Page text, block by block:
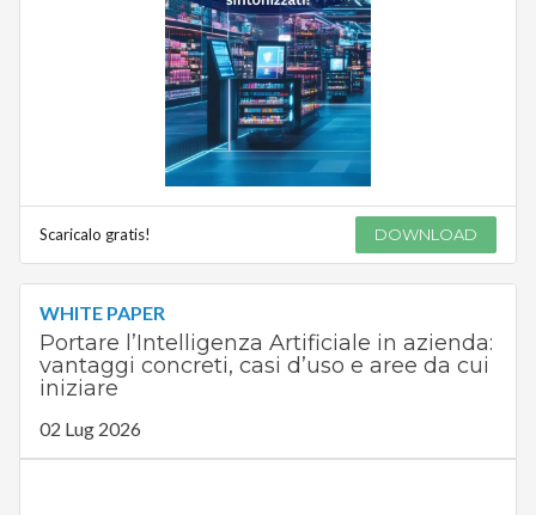
Scaricalo gratis! DOWNLOAD
WHITE PAPER
Portare l’Intelligenza Artificiale in azienda:
vantaggi concreti, casi d’uso e aree da cui
iniziare
02 Lug 2026